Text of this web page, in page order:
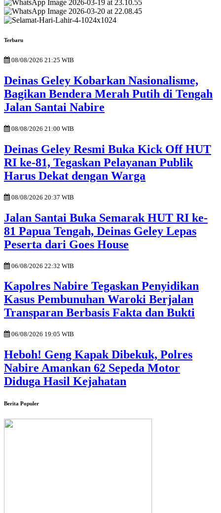
Terbaru
08/08/2026 21:25 WIB
Deinas Geley Kobarkan Nasionalisme,
Bagikan Bendera Merah Putih di Tengah
Jalan Santai Nabire
08/08/2026 21:00 WIB
Deinas Geley Resmi Buka Kick Off HUT
RI ke-81, Tegaskan Pelayanan Publik
Harus Dekat dengan Warga
08/08/2026 20:37 WIB
Jalan Santai Buka Semarak HUT RI ke-
81 Papua Tengah, Deinas Geley Lepas
Peserta dari Goes House
06/08/2026 22:32 WIB
Kapolres Nabire Tegaskan Penyidikan
Kasus Pembunuhan Waroki Berjalan
Transparan Berbasis Fakta dan Bukti
06/08/2026 19:05 WIB
Heboh! Geng Kapak Dibekuk, Polres
Nabire Amankan 62 Sepeda Motor
Diduga Hasil Kejahatan
Berita Populer